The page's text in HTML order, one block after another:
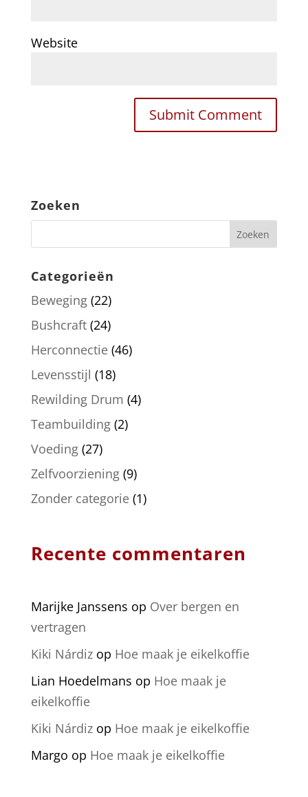
Website
Zoeken
Categorieën
Beweging(22)
Bushcraft(24)
Herconnectie(46)
Levensstijl (18)
Rewilding Drum (4)
Teambuilding(2)
Voeding(27)
Zelfvoorziening(9)
Zonder categorie(1)
Recente commentaren
Marijke Janssens op Over bergen en
vertragen
Kiki Nárdizop Hoe maak je eikelkoffie
Lian Hoedelmans op Hoe maak je
eikelkoffie
Kiki Nárdizop Hoe maak je eikelkoffie
Margo op Hoe maak je eikelkoffie